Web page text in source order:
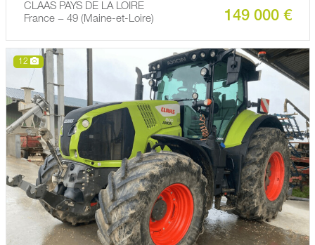
CLAAS PAYS DE LA LOIRE
France − 49 (Maine-et-Loire)
149 000 €
12